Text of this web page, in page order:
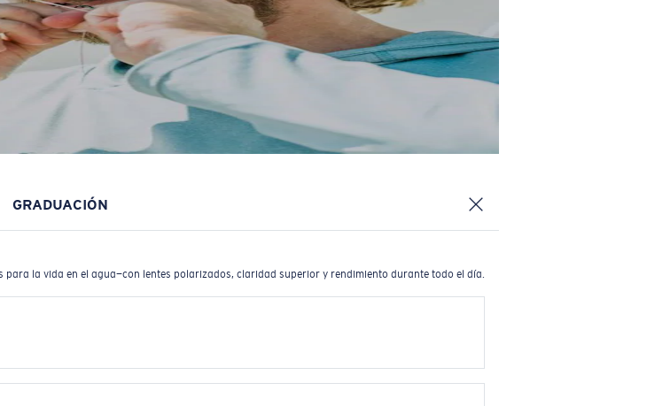
GRADUACIÓN
la vida en el agua—con lentes polarizados, claridad superior y rendimiento durante todo el día.